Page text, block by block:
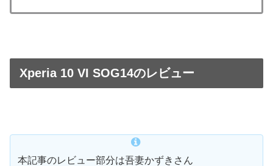
Xperia 10 VI SOG14のレビュー
本記事のレビュー部分は吾妻かずきさん